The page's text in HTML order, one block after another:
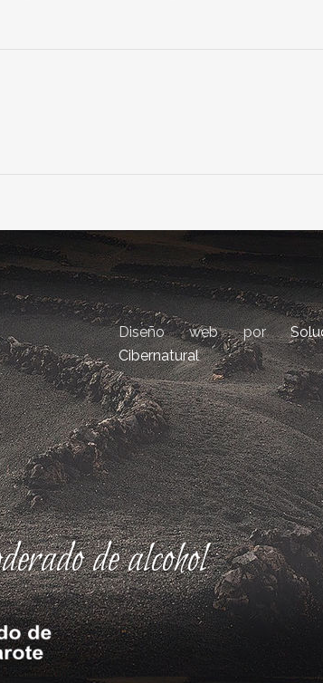
Diseño web por
Cibernatural
de alcohol